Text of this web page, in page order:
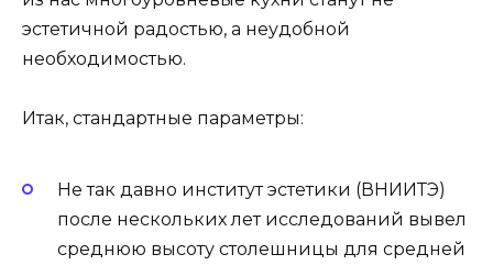
эстетичной радостью, а неудобной
необходимостью.
Итак, стандартные параметры:
Не так давно институт эстетики (ВНИИТЭ)
после нескольких лет исследований вывел
среднюю высоту столешницы для средней